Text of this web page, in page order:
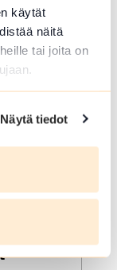
käytät
näitä
tai joita on
Näytä tiedot